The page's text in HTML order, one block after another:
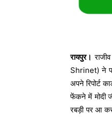
रायपुर।
Shrinet) ने
अपने रिपोर्ट
फेंकने में मोदी
रबड़ी पर आ कर